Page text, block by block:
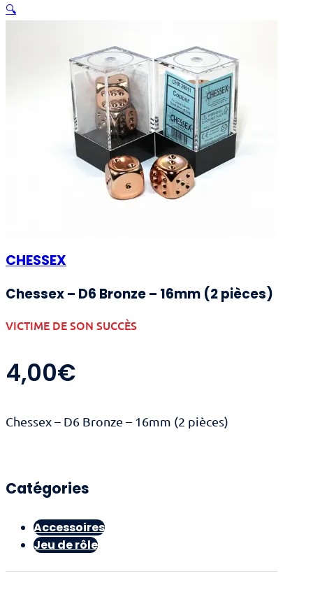
🔍
CHESSEX
Chessex – D6 Bronze – 16mm (2 pièces)
VICTIME DE SON SUCCÈS
4,00€
Chessex – D6 Bronze – 16mm (2 pièces)
Catégories
Accessoires
Jeu de rôle